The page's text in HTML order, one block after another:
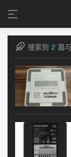
搜索到 2 篇与